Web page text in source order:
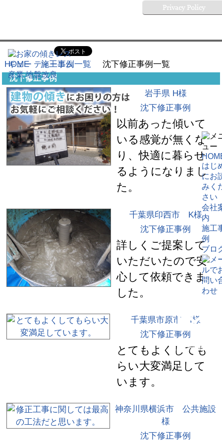
はじ
にお
みく
さい
会社
内
施工
例
ブロ
HOME 施工事例一覧 沈下修正事例一覧
沈下修正事例
岩手県 H様
沈下修正事例
以前あった傾いて
いる感覚が無くな
り、快適に暮らせ
るようになりまし
た。
千葉県印西市 K様
沈下修正事例
詳しくご提案して
いただいたので安
心して依頼できま
した。
千葉県市原市 I様
沈下修正事例
とてもよくしても
らい大変満足して
います。
神奈川県横浜市 公共施設
様
沈下修正事例